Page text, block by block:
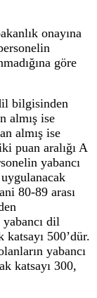
onayına
göre
bilgisinden
almış ise
almış ise
puan aralığı A
yabancı
80-89 arası
dil
500’dür.
yabancı
katsayı 300,